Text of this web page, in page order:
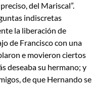
del Mariscal”.
indiscretas
la liberación de
de Francisco con una
e movieron ciertos
deseaba su hermano; y
de que Hernando se